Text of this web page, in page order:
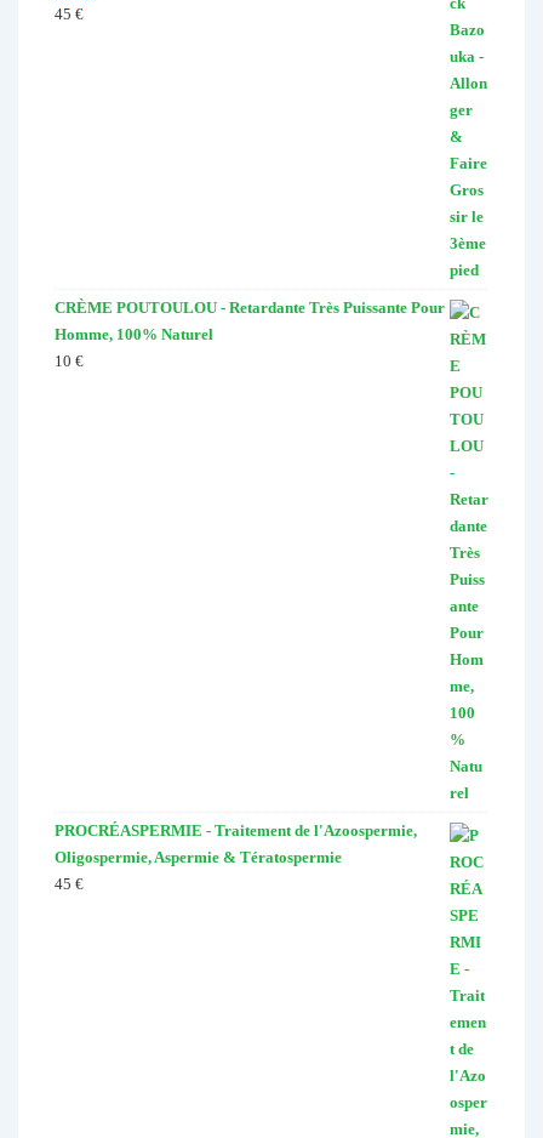
Note
45 €
CRÈME POUTOULOU - Retardante Très Puissante Pour
Homme, 100% Naturel
10 €
PROCRÉASPERMIE - Traitement de l'Azoospermie,
Oligospermie, Aspermie & Tératospermie
45 €